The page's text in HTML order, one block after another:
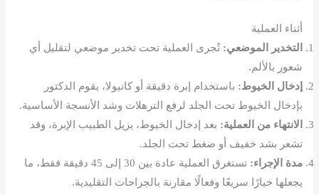
أثناء العملية
التخدير الموضعي: تُجرى العملية تحت تخدير موضعي لتقليل أي
شعور بالألم.
إدخال الخيوط: باستخدام إبرة دقيقة أو كانيولا، يقوم الدكتور
بإدخال الخيوط تحت الجلد لرفع الترهلات وشد الأنسجة الأساسية.
الانتهاء من العملية: بعد إدخال الخيوط، يزيل الطبيب الإبرة، وقد
تشعر بشد خفيف أو ضغط تحت الجلد.
مدة الإجراء:
تستغرق العملية عادة بين 30 إلى 45 دقيقة فقط، ما
يجعلها خيارًا سريعًا وفعالًا مقارنة بالجراحات التقليدية.